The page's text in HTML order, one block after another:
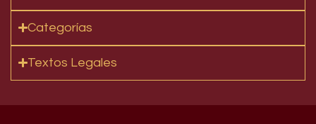
Categorías
Textos Legales